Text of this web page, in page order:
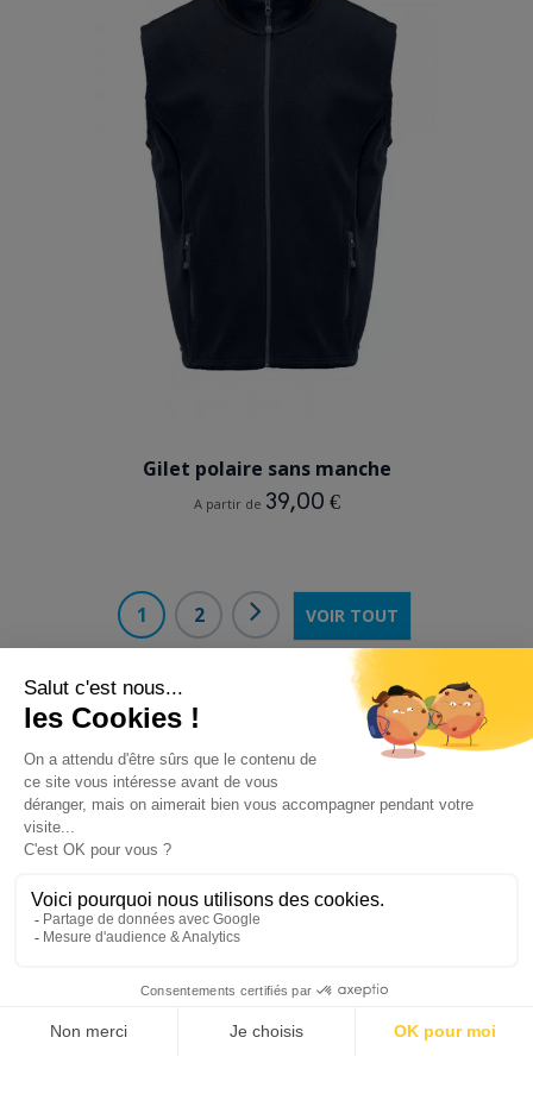
Gilet polaire sans manche
A partir de 39,00 €
1 2 VOIR TOUT
Nous sommes une entreprise familiale, spécialiste dans la
vente de prêt-à-porter, literie, linge de maison à domicile